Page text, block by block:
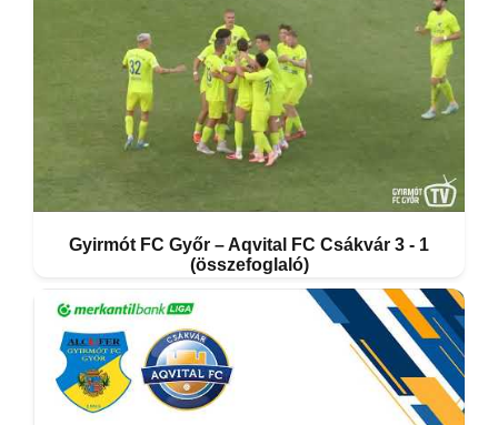
Gyirmót FC Győr – Aqvital FC Csákvár 3 - 1
(összefoglaló)